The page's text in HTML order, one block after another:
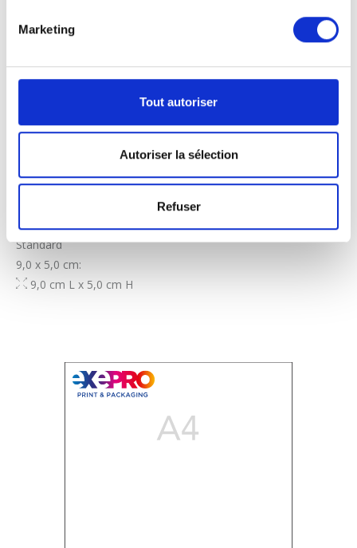
Marketing
Tout autoriser
Autoriser la sélection
Refuser
Visitenkarten, 4/0-Farben
Standard
9,0 x 5,0 cm:
9,0 cm L x 5,0 cm H